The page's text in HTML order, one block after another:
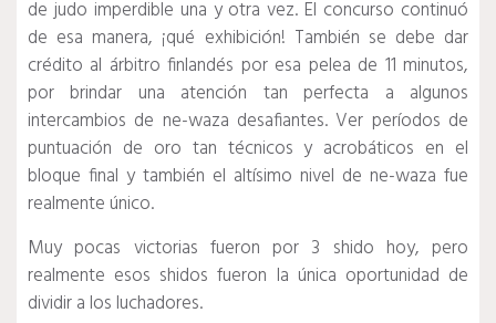
de judo imperdible una y otra vez. El concurso continuó
de esa manera, ¡qué exhibición! También se debe dar
crédito al árbitro finlandés por esa pelea de 11 minutos,
por brindar una atención tan perfecta a algunos
intercambios de ne-waza desafiantes.Ver períodos de
puntuación de oro tan técnicos y acrobáticos en el
bloque final y también el altísimo nivel de ne-waza fue
realmente único.
Muy pocas victorias fueron por 3 shido hoy, pero
realmente esos shidos fueron la única oportunidad de
dividir a los luchadores.